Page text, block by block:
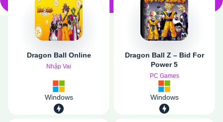
Dragon Ball Online
Nhập Vai
Windows
Dragon Ball Z – Bid For
Power 5
PC Games
Windows